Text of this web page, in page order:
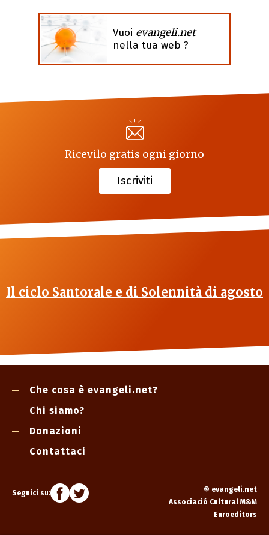
Vuoi evangeli.net
nella tua web ?
Ricevilo gratis ogni giorno
Iscriviti
Il ciclo Santorale e di Solennità di agosto
Che cosa è evangeli.net?
Chi siamo?
Donazioni
Contattaci
Seguici su: © evangeli.net
Associació Cultural M&M
Euroeditors